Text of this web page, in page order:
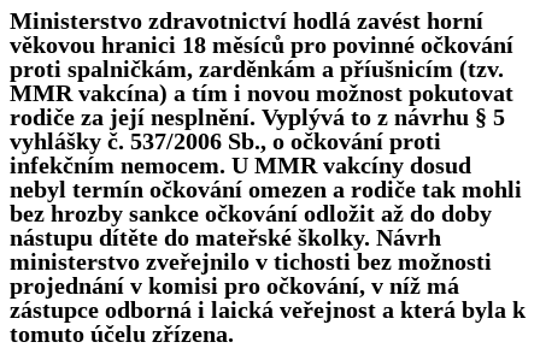
Ministerstvo zdravotnictví hodlá zavést horní
věkovou hranici 18 měsíců pro povinné očkování
proti spalničkám, zarděnkám a příušnicím (tzv.
MMR vakcína) a tím i novou možnost pokutovat
rodiče za její nesplnění. Vyplývá to z návrhu § 5
vyhlášky č. 537/2006 Sb., o očkování proti
infekčním nemocem. U MMR vakcíny dosud
nebyl termín očkování omezen a rodiče tak mohli
bez hrozby sankce očkování odložit až do doby
nástupu dítěte do mateřské školky. Návrh
ministerstvo zveřejnilo v tichosti bez možnosti
projednání v komisi pro očkování, v níž má
zástupce odborná i laická veřejnost a která byla k
tomuto účelu zřízena.